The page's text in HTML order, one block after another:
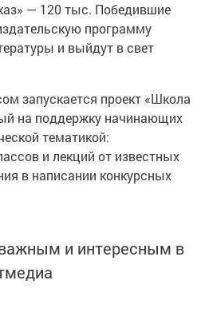
— 120 тыс. Победившие
программу
и выйдут в свет
запускается проект «Школа
на поддержку начинающих
тематикой:
и лекций от известных
в написании конкурсных
и интересным в